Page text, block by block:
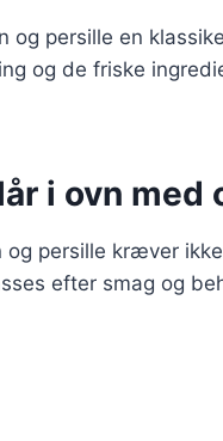
og persille en
og de friske
i ovn med
og persille kræver
efter smag og